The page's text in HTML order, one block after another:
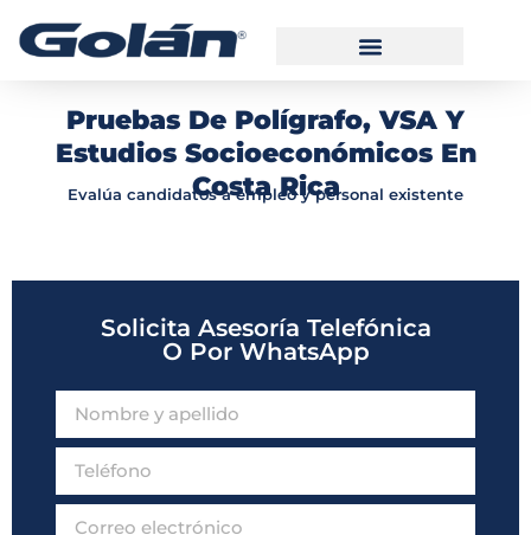
Pruebas De Polígrafo, VSA Y
Estudios Socioeconómicos En
Costa Rica
Evalúa candidatos a empleo y personal existente
Solicita Asesoría Telefónica
O Por WhatsApp